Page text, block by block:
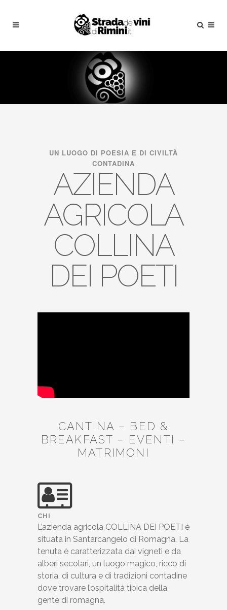
UN LUOGO DI POESIA E DI CIVILTÀ
CONTADINA
AZIENDA
AGRICOLA
COLLINA
DEI POETI
CANTINA – BED &
BREAKFAST – EVENTI –
MATRIMONI
CHI
L’azienda agricola COLLINA DEI POETI è
situata in Santarcangelo di Romagna. La
tenuta è caratterizzata dai vigneti e da
alberi secolari, un luogo magico, ricco di
storia, di cultura e di tradizioni contadine
dove trovare l’ospitalità tipica della
gente di romagna.